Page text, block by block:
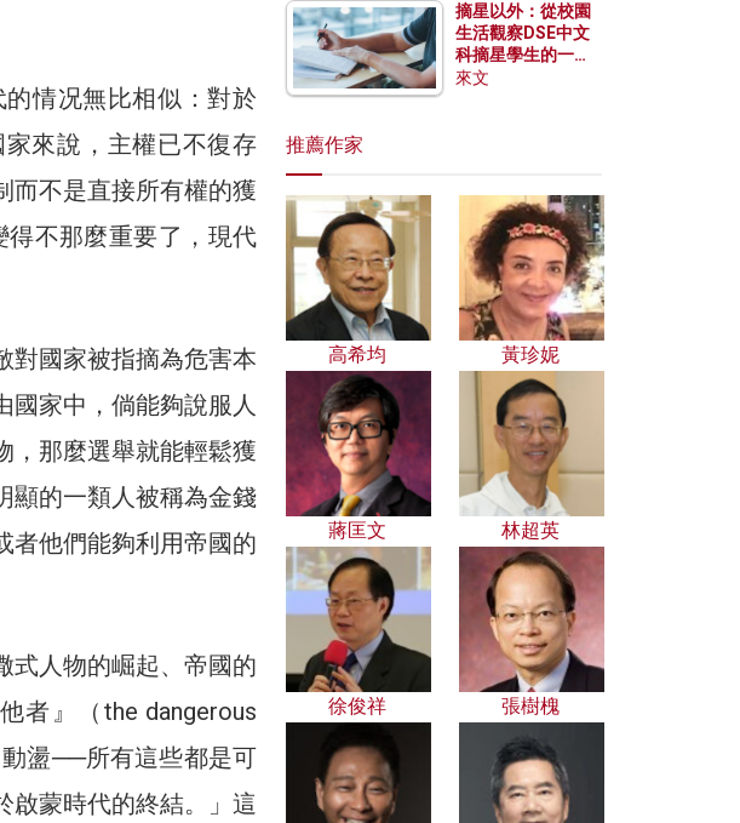
情况無比相似：對於
來說，主權已不復存
而不是直接所有權的獲
不那麼重要了，現代
對國家被指摘為危害本
國家中，倘能夠說服人
，那麼選舉就能輕鬆獲
顯的一類人被稱為金錢
者他們能夠利用帝國的
式人物的崛起、帝國的
者』（the dangerous
盪──所有這些都是可
啟蒙時代的終結。」這
摘星以外：從校園
生活觀察DSE中文
科摘星學生的一點
特質
來文
推薦作家
高希均 黃珍妮
蔣匡文 林超英
徐俊祥 張樹槐